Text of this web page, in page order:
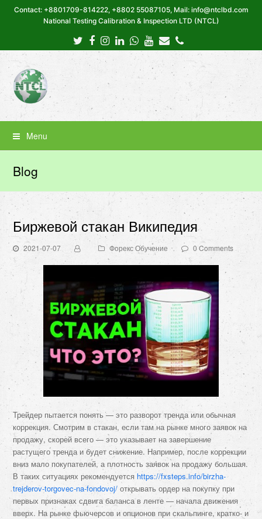
Contact: +8801709-814222, +8802 55087105, Mail: info@ntclbd.com
National Testing Calibration & Inspection LTD (NTCL)
Twitter
Facebook
Instagram
LinkedIn
Whatsapp
Youtube
EmailPhone
Menu
Blog
Биржевой стакан Википедия
2021-07-07 Форекс Обучение 0 Comments
Трейдер пытается понять — это разворот тренда или обычная
коррекция. Смотрим в стакан, если там на рынке много заявок на
продажу, скорей всего — это указывает на завершение
растущего тренда и будет снижение. Например, после коррекции
вниз мало покупателей, а плотность заявок на продажу большая.
В таких ситуациях рекомендуетсяhttps://fxsteps.info/birzha-
trejderov-torgovec-na-fondovoj/ открывать ордер на покупку при
первых признаках сдвига баланса в ленте — начала движения
вверх. На рынке фьючерсов и опционов при скальпинге, кратко- и